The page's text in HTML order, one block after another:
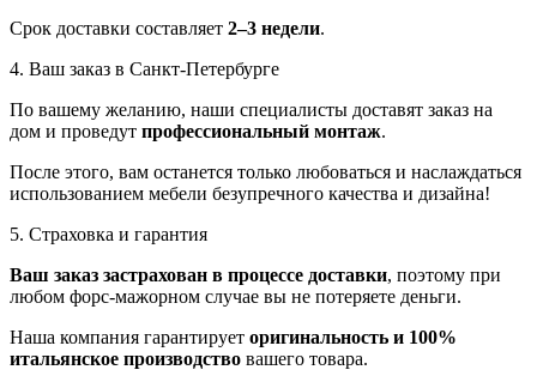
Срок доставки составляет 2–3 недели.
4. Ваш заказ в Санкт-Петербурге
По вашему желанию, наши специалисты доставят заказ на
дом и проведут профессиональный монтаж.
После этого, вам останется только любоваться и наслаждаться
использованием мебели безупречного качества и дизайна!
5. Страховка и гарантия
Ваш заказ застрахован в процессе доставки, поэтому при
любом форс-мажорном случае вы не потеряете деньги.
Наша компания гарантирует оригинальность и 100%
итальянское производство вашего товара.